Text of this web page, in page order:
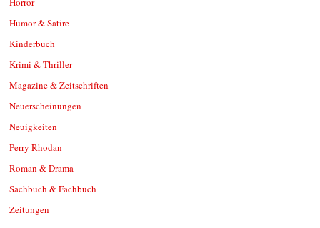
Humor & Satire
Kinderbuch
Krimi & Thriller
Magazine & Zeitschriften
Neuerscheinungen
Neuigkeiten
Perry Rhodan
Roman & Drama
Sachbuch & Fachbuch
Zeitungen